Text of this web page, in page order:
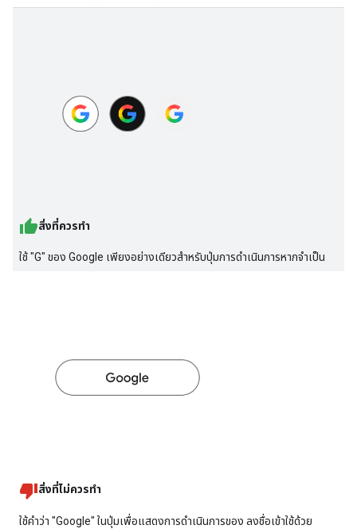
สิ่งที่ควรทำ
ใช้ "G" ของ Google เพียงอย่างเดียวสำหรับปุ่มการดำเนินการหากจำเป็น
สิ่งที่ไม่ควรทำ
ใช้คำว่า "Google" ในปุ่มเพื่อแสดงการดำเนินการของ ลงชื่อเข้าใช้ด้วย